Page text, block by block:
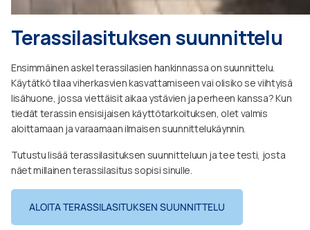
Terassilasituksen suunnittelu
Ensimmäinen askel terassilasien hankinnassa on suunnittelu.
Käytätkö tilaa viherkasvien kasvattamiseen vai olisiko se viihtyisä
lisähuone, jossa viettäisit aikaa ystävien ja perheen kanssa? Kun
tiedät terassin ensisijaisen käyttötarkoituksen, olet valmis
aloittamaan ja varaamaan ilmaisen suunnittelukäynnin.
Tutustu lisää terassilasituksen suunnitteluun ja tee testi, josta
näet millainen terassilasitus sopisi sinulle.
ALOITA TERASSILASITUKSEN SUUNNITTELU